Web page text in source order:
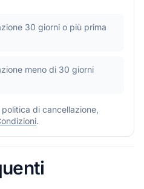
30 giorni o più prima
meno di 30 giorni
di cancellazione,
.